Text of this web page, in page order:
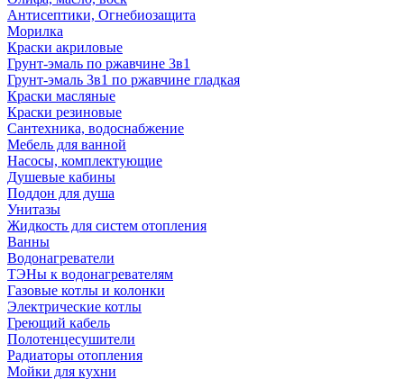
Антисептики, Огнебиозащита
Морилка
Краски акриловые
Грунт-эмаль по ржавчине 3в1
Грунт-эмаль 3в1 по ржавчине гладкая
Краски масляные
Краски резиновые
Сантехника, водоснабжение
Мебель для ванной
Насосы, комплектующие
Душевые кабины
Поддон для душа
Унитазы
Жидкость для систем отопления
Ванны
Водонагреватели
ТЭНы к водонагревателям
Газовые котлы и колонки
Электрические котлы
Греющий кабель
Полотенцесушители
Радиаторы отопления
Мойки для кухни